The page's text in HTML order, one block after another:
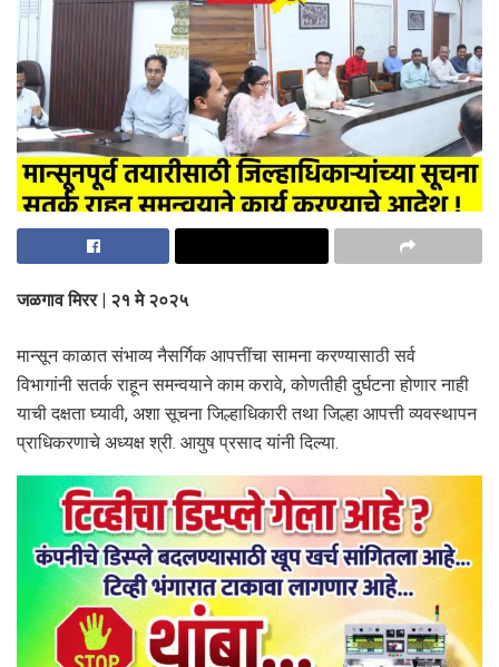
जळगाव मिरर | २१ मे २०२५
मान्सून काळात संभाव्य नैसर्गिक आपत्तींचा सामना करण्यासाठी सर्व
विभागांनी सतर्क राहून समन्वयाने काम करावे, कोणतीही दुर्घटना होणार नाही
याची दक्षता घ्यावी, अशा सूचना जिल्हाधिकारी तथा जिल्हा आपत्ती व्यवस्थापन
प्राधिकरणाचे अध्यक्ष श्री. आयुष प्रसाद यांनी दिल्या.